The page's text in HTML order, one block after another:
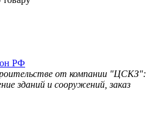
от компании "ЦСКЗ":
зданий и сооружений, заказ